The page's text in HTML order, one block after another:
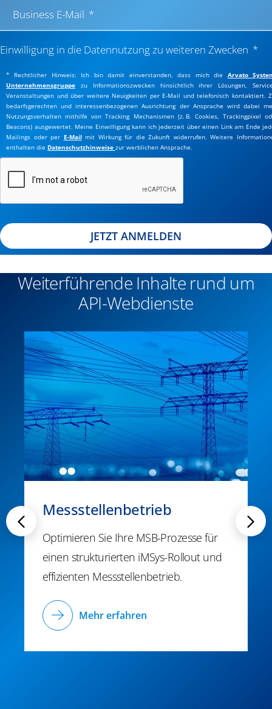
Business E-Mail
Einwilligung in die Datennutzung zu weiteren Zwecken
* Rechtlicher Hinweis: Ich bin damit einverstanden, dass mich die Arvato
Unternehmensgruppe zu Informationszwecken hinsichtlich ihrer Lösungen,
Veranstaltungen und über weitere Neuigkeiten per E-Mail und telefonisch kontaktiert.
bedarfsgerechten und interessenbezogenen Ausrichtung der Ansprache wird dabei
Nutzungsverhalten mithilfe von Tracking Mechanismen (z. B. Cookies, Trackingpixel
Beacons) ausgewertet. Meine Einwilligung kann ich jederzeit über einen Link am Ende
Mailings oder per E-Mailmit Wirkung für die Zukunft widerrufen. Weitere
enthalten die Datenschutzhinweise zur werblichen Ansprache.
JETZT ANMELDEN
Weiterführende Inhalte rund um
API-Webdienste
Messstellenbetrieb
Optimieren Sie Ihre MSB-Prozesse für
einen strukturierten iMSys-Rollout und
effizienten Messstellenbetrieb.
Mehr erfahren